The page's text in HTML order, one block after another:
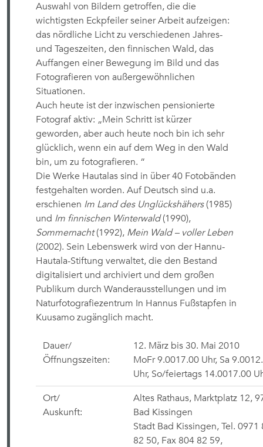
Auswahl von Bildern getroffen, die die
wichtigsten Eckpfeiler seiner Arbeit aufzeigen:
das nördliche Licht zu verschiedenen Jahres-
und Tageszeiten, den finnischen Wald, das
Auffangen einer Bewegung im Bild und das
Fotografieren von außergewöhnlichen
Situationen.
Auch heute ist der inzwischen pensionierte
Fotograf aktiv: „Mein Schritt ist kürzer
geworden, aber auch heute noch bin ich sehr
glücklich, wenn ein auf dem Weg in den Wald
bin, um zu fotografieren. “
Die Werke Hautalas sind in über 40 Fotobänden
festgehalten worden. Auf Deutsch sind u.a.
erschienen Im Land des Unglückshähers(1985)
und Im finnischen Winterwald(1990),
Sommernacht(1992), Mein Wald – voller Leben
(2002). Sein Lebenswerk wird von der Hannu-
Hautala-Stiftung verwaltet, die den Bestand
digitalisiert und archiviert und dem großen
Publikum durch Wanderausstellungen und im
Naturfotografiezentrum In Hannus Fußstapfen in
Kuusamo zugänglich macht.
Dauer/
Öffnungszeiten:
12. März bis 30. Mai 2010
MoFr 9.0017.00 Uhr, Sa
Uhr, So/feiertags 14.0017.00
Ort/
Auskunft:
Altes Rathaus, Marktplatz 12,
Bad Kissingen
Stadt Bad Kissingen, Tel. 0971
82 50, Fax 804 82 59,